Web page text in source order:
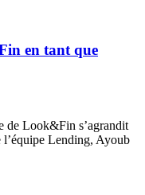
en tant que
de Look&Fin s’agrandit
l’équipe Lending, Ayoub